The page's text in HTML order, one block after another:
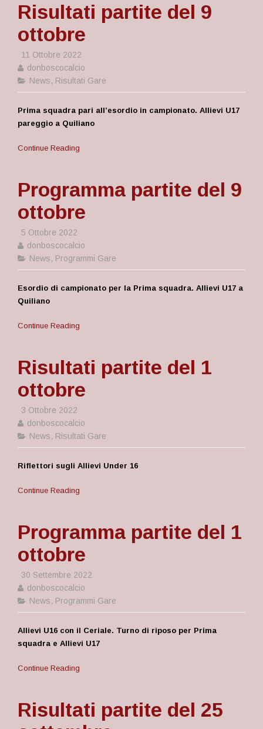
Risultati partite del 9
ottobre
11 Ottobre 2022
donboscocalcio
News, Risultati Gare
Prima squadra pari all’esordio in campionato. Allievi U17
pareggio a Quiliano
Continue Reading
Programma partite del 9
ottobre
5 Ottobre 2022
donboscocalcio
News, Programmi Gare
Esordio di campionato per la Prima squadra. Allievi U17 a
Quiliano
Continue Reading
Risultati partite del 1
ottobre
3 Ottobre 2022
donboscocalcio
News, Risultati Gare
Riflettori sugli Allievi Under 16
Continue Reading
Programma partite del 1
ottobre
30 Settembre 2022
donboscocalcio
News, Programmi Gare
Allievi U16 con il Ceriale. Turno di riposo per Prima
squadra e Allievi U17
Continue Reading
Risultati partite del 25